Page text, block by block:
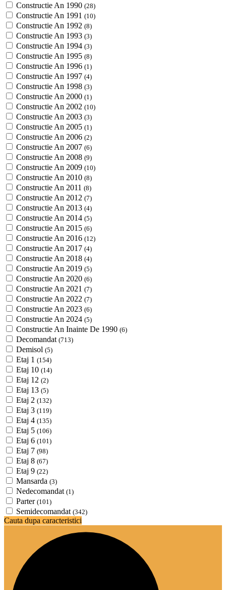
Constructie An 1990 (28)
Constructie An 1991 (10)
Constructie An 1992 (8)
Constructie An 1993 (3)
Constructie An 1994 (3)
Constructie An 1995 (8)
Constructie An 1996 (1)
Constructie An 1997 (4)
Constructie An 1998 (3)
Constructie An 2000 (1)
Constructie An 2002 (10)
Constructie An 2003 (3)
Constructie An 2005 (1)
Constructie An 2006 (2)
Constructie An 2007 (6)
Constructie An 2008 (9)
Constructie An 2009 (10)
Constructie An 2010 (8)
Constructie An 2011 (8)
Constructie An 2012 (7)
Constructie An 2013 (4)
Constructie An 2014 (5)
Constructie An 2015 (6)
Constructie An 2016 (12)
Constructie An 2017 (4)
Constructie An 2018 (4)
Constructie An 2019 (5)
Constructie An 2020 (6)
Constructie An 2021 (7)
Constructie An 2022 (7)
Constructie An 2023 (6)
Constructie An 2024 (5)
Constructie An Inainte De 1990 (6)
Decomandat (713)
Demisol (5)
Etaj 1 (154)
Etaj 10 (14)
Etaj 12 (2)
Etaj 13 (5)
Etaj 2 (132)
Etaj 3 (119)
Etaj 4 (135)
Etaj 5 (106)
Etaj 6 (101)
Etaj 7 (98)
Etaj 8 (67)
Etaj 9 (22)
Mansarda (3)
Nedecomandat (1)
Parter (101)
Semidecomandat (342)
Cauta dupa caracteristici